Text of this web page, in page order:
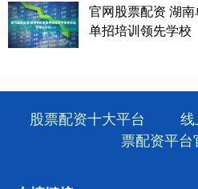
官网股票配资 湖
单招培训领先学校
股票配资十大平台
票配资平台